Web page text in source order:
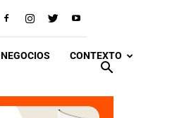
NEGOCIOS CONTEXTO